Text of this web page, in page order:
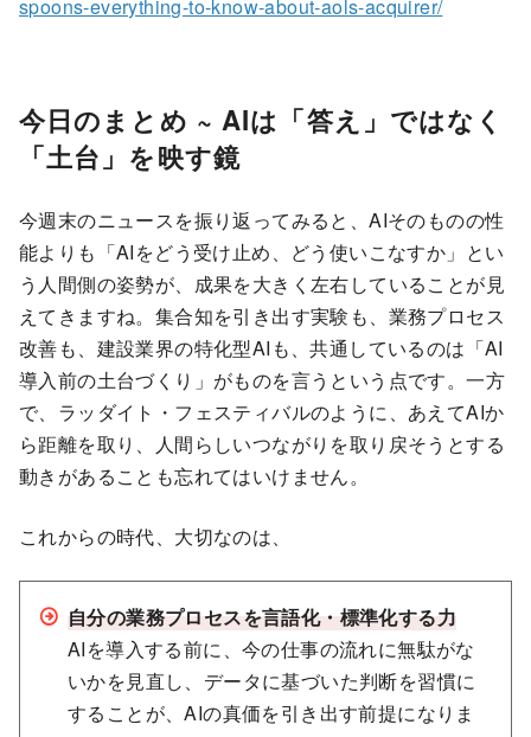
spoons-everything-to-know-about-aols-acquirer/
今日のまとめ ~ AIは「答え」ではなく
「土台」を映す鏡
今週末のニュースを振り返ってみると、AIそのものの性
能よりも「AIをどう受け止め、どう使いこなすか」とい
う人間側の姿勢が、成果を大きく左右していることが見
えてきますね。集合知を引き出す実験も、業務プロセス
改善も、建設業界の特化型AIも、共通しているのは「AI
導入前の土台づくり」がものを言うという点です。一方
で、ラッダイト・フェスティバルのように、あえてAIか
ら距離を取り、人間らしいつながりを取り戻そうとする
動きがあることも忘れてはいけません。
これからの時代、大切なのは、
自分の業務プロセスを言語化・標準化する力
AIを導入する前に、今の仕事の流れに無駄がな
いかを見直し、データに基づいた判断を習慣に
することが、AIの真価を引き出す前提になりま